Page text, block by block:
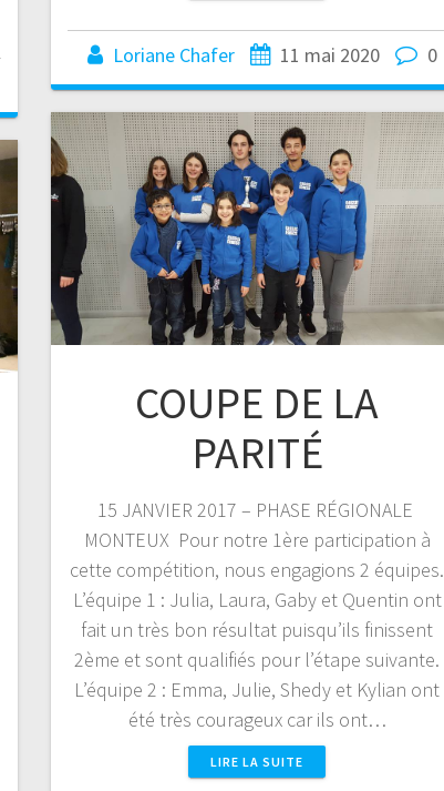
Loriane Chafer 11 mai 2020 0
COUPE DE LA
PARITÉ
15 JANVIER 2017 – PHASE RÉGIONALE
MONTEUX Pour notre 1ère participation à
cette compétition, nous engagions 2 équipes.
L’équipe 1 : Julia, Laura, Gaby et Quentin ont
fait un très bon résultat puisqu’ils finissent
2ème et sont qualifiés pour l’étape suivante.
L’équipe 2 : Emma, Julie, Shedy et Kylian ont
été très courageux car ils ont…
LIRE LA SUITE